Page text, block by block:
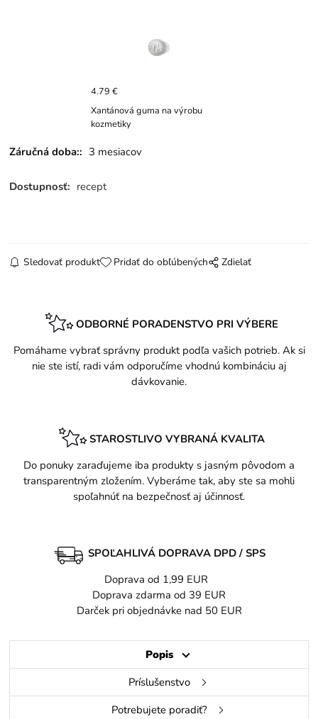
4.79 €
Xantánová guma na výrobu
kozmetiky
Záručná doba:: 3 mesiacov
Dostupnosť: recept
Sledovať produkt Pridať do obľúbených Zdielať
ODBORNÉ PORADENSTVO PRI VÝBERE
Pomáhame vybrať správny produkt podľa vašich potrieb. Ak si
nie ste istí, radi vám odporučíme vhodnú kombináciu aj
dávkovanie.
STAROSTLIVO VYBRANÁ KVALITA
Do ponuky zaraďujeme iba produkty s jasným pôvodom a
transparentným zložením. Vyberáme tak, aby ste sa mohli
spoľahnúť na bezpečnosť aj účinnosť.
SPOĽAHLIVÁ DOPRAVA DPD / SPS
Doprava od 1,99 EUR
Doprava zdarma od 39 EUR
Darček pri objednávke nad 50 EUR
Popis
Príslušenstvo
Potrebujete poradiť?